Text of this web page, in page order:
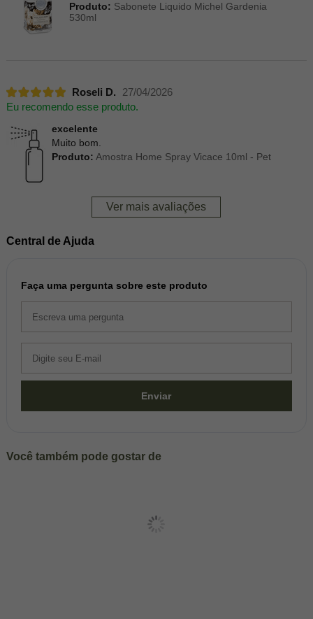
Produto: Sabonete Liquido Michel Gardenia
530ml
Roseli D.
27/04/2026
Eu recomendo esse produto.
excelente
Muito bom.
Produto: Amostra Home Spray Vicace 10ml - Pet
Ver mais avaliações
Central de Ajuda
Faça uma pergunta sobre este produto
Enviar
Você também pode gostar de